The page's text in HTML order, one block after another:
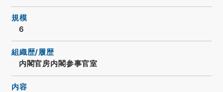
規模
6
組織歴/履歴
内閣官房内閣参事官室
内容